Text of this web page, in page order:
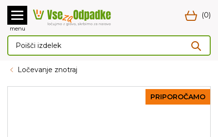
menu
(0)
Ločevanje znotraj
PRIPOROČAMO